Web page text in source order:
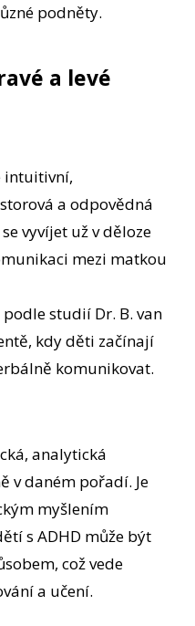
podněty.
a levé
intuitivní,
a odpovědná
vyvíjet už v děloze
mezi matkou
studií Dr. B. van
kdy děti začínají
komunikovat.
analytická
v daném pořadí. Je
myšlením
s ADHD může být
což vede
a učení.